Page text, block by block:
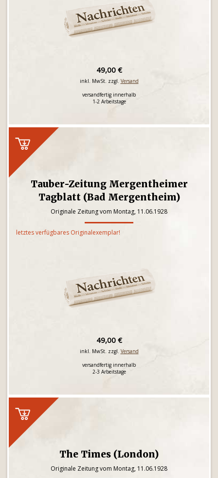
49,00 €
inkl. MwSt. zzgl. Versand
versandfertig innerhalb
1-2 Arbeitstage
Tauber-Zeitung Mergentheimer
Tagblatt (Bad Mergentheim)
Originale Zeitung vom Montag, 11.06.1928
letztes verfügbares Originalexemplar!
49,00 €
inkl. MwSt. zzgl. Versand
versandfertig innerhalb
2-3 Arbeitstage
The Times (London)
Originale Zeitung vom Montag, 11.06.1928